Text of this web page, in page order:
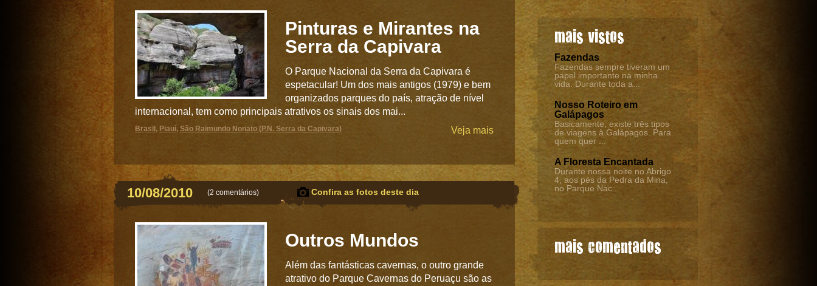
mais vistos
Fazendas
Fazendas sempre tiveram um
papel importante na minha
vida. Durante toda a...
Nosso Roteiro em
Galápagos
Basicamente, existe três tipos
de viagens à Galápagos. Para
quem quer ...
A Floresta Encantada
Durante nossa noite no Abrigo
4, aos pés da Pedra da Mina,
no Parque Nac...
mais comentados
Pinturas e Mirantes na
Serra da Capivara
O Parque Nacional da Serra da Capivara é
espetacular! Um dos mais antigos (1979) e bem
organizados parques do país, atração de nível
internacional, tem como principais atrativos os sinais dos mai...
Veja mais
Brasil , Piauí, São Raimundo Nonato (P.N. Serra da Capivara)
10/08/2010 (2 comentários) Confira as fotos deste dia
Outros Mundos
Além das fantásticas cavernas, o outro grande
atrativo do Parque Cavernas do Peruaçu são as